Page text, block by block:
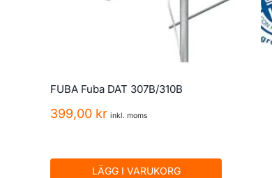
FUBA Fuba DAT 307B/310B
399,00 kr inkl. moms
LÄGG I VARUKORG